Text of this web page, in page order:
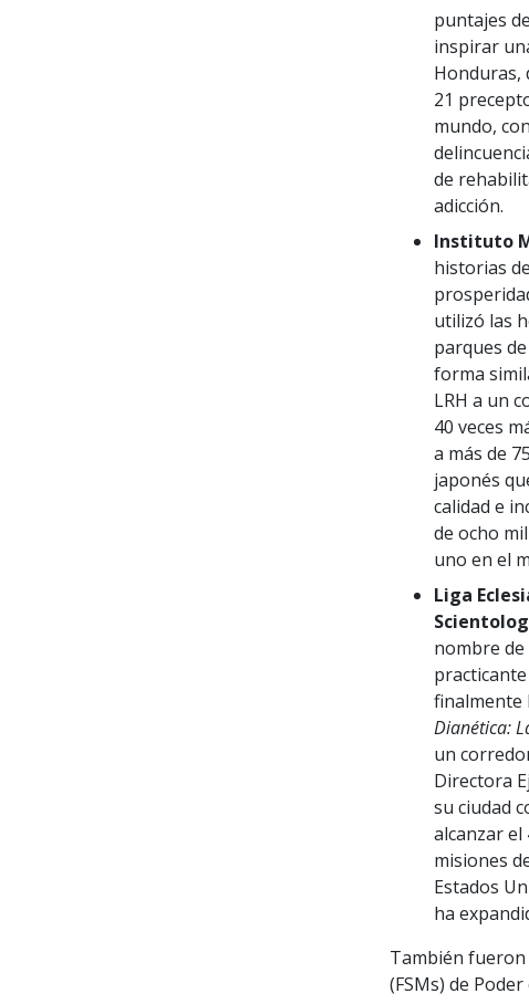
puntajes
inspirar
Honduras,
21
mundo,
de
adicción.
Instituto
historias
utilizó las
parques
forma
LRH a un
40 veces
a más de
japonés
calidad e
de ocho
uno en el
Liga
nombre
finalmente
Dianética:
un
Directora
su ciudad
alcanzar
misiones
Estados
ha
También fueron
(FSMs) de